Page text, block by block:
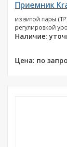
Приемник
из витой пары
регулировкой
Наличие:
Цена: по